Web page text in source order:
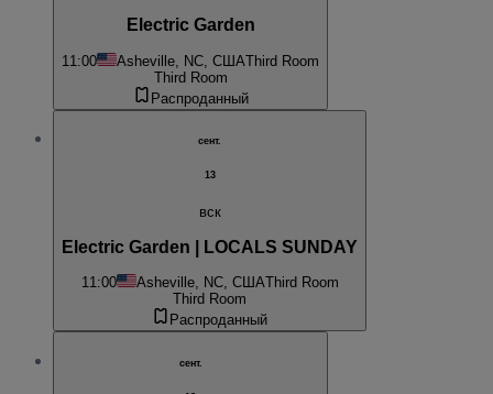
Electric Garden
11:00 Asheville, NC, СШАThird Room
Third Room
Распроданный
сент.
13
вск
Electric Garden | LOCALS SUNDAY
11:00 Asheville, NC, СШАThird Room
Third Room
Распроданный
сент.